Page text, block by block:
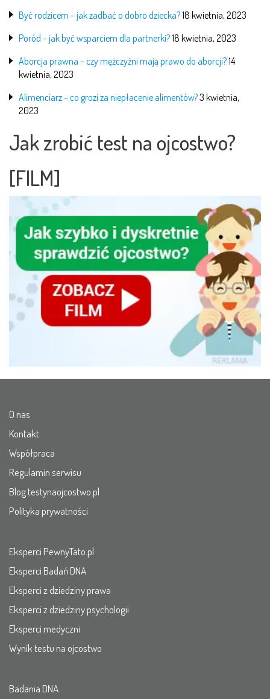
Być rodzicem – jak zadbać o dobro dziecka?18 kwietnia, 2023
Poród – jak być wsparciem dla partnerki?18 kwietnia, 2023
Aborcja prawna – czy mężczyźni mają prawo do aborcji?14
kwietnia, 2023
Alimenciarz – co grozi za niepłacenie alimentów?3 kwietnia,
2023
Jak zrobić test na ojcostwo?
[FILM]
O nas
Kontakt
Współpraca
Regulamin serwisu
Blog testynaojcostwo.pl
Polityka prywatności
Eksperci PewnyTato.pl
Eksperci Badań DNA
Eksperci z dziedziny prawa
Eksperci z dziedziny psychologii
Eksperci medyczni
Wynik testu na ojcostwo
Badania DNA